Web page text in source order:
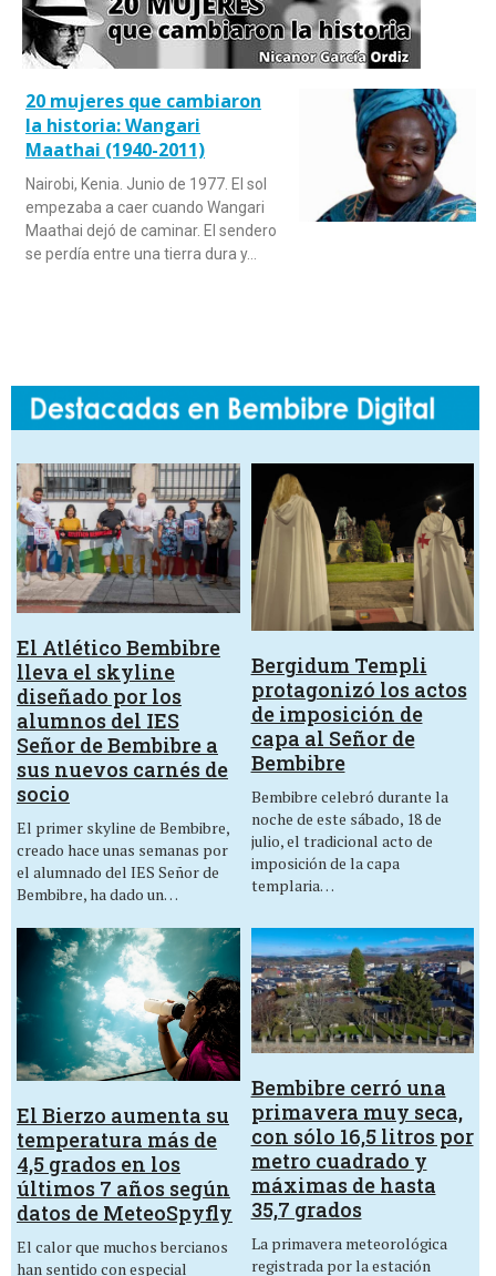
20 mujeres que cambiaron
la historia: Wangari
Maathai (1940-2011)
Nairobi, Kenia. Junio de 1977. El sol
empezaba a caer cuando Wangari
Maathai dejó de caminar. El sendero
se perdía entre una tierra dura y…
El Atlético Bembibre
lleva el skyline
diseñado por los
alumnos del IES
Señor de Bembibre a
sus nuevos carnés de
socio
El primer skyline de Bembibre,
creado hace unas semanas por
el alumnado del IES Señor de
Bembibre, ha dado un…
Bergidum Templi
protagonizó los actos
de imposición de
capa al Señor de
Bembibre
Bembibre celebró durante la
noche de este sábado, 18 de
julio, el tradicional acto de
imposición de la capa
templaria…
El Bierzo aumenta su
temperatura más de
4,5 grados en los
últimos 7 años según
datos de MeteoSpyfly
El calor que muchos bercianos
han sentido con especial
Bembibre cerró una
primavera muy seca,
con sólo 16,5 litros por
metro cuadrado y
máximas de hasta
35,7 grados
La primavera meteorológica
registrada por la estación